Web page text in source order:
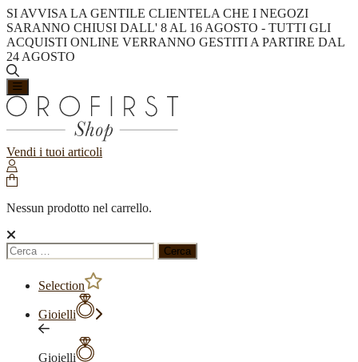
SI AVVISA LA GENTILE CLIENTELA CHE I NEGOZI
SARANNO CHIUSI DALL' 8 AL 16 AGOSTO - TUTTI GLI
ACQUISTI ONLINE VERRANNO GESTITI A PARTIRE DAL
24 AGOSTO
Vendi i tuoi articoli
Nessun prodotto nel carrello.
Ricerca
per:
Selection
Gioielli
Gioielli